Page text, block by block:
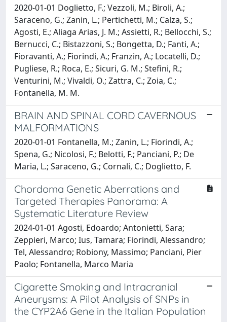
2020-01-01 Doglietto, F.; Vezzoli, M.; Biroli, A.;
Saraceno, G.; Zanin, L.; Pertichetti, M.; Calza, S.;
Agosti, E.; Aliaga Arias, J. M.; Assietti, R.; Bellocchi, S.;
Bernucci, C.; Bistazzoni, S.; Bongetta, D.; Fanti, A.;
Fioravanti, A.; Fiorindi, A.; Franzin, A.; Locatelli, D.;
Pugliese, R.; Roca, E.; Sicuri, G. M.; Stefini, R.;
Venturini, M.; Vivaldi, O.; Zattra, C.; Zoia, C.;
Fontanella, M. M.
BRAIN AND SPINAL CORD CAVERNOUS
MALFORMATIONS
2020-01-01 Fontanella, M.; Zanin, L.; Fiorindi, A.;
Spena, G.; Nicolosi, F.; Belotti, F.; Panciani, P.; De
Maria, L.; Saraceno, G.; Cornali, C.; Doglietto, F.
Chordoma Genetic Aberrations and
Targeted Therapies Panorama: A
Systematic Literature Review
2024-01-01 Agosti, Edoardo; Antonietti, Sara;
Zeppieri, Marco; Ius, Tamara; Fiorindi, Alessandro;
Tel, Alessandro; Robiony, Massimo; Panciani, Pier
Paolo; Fontanella, Marco Maria
Cigarette Smoking and Intracranial
Aneurysms: A Pilot Analysis of SNPs in
the CYP2A6 Gene in the Italian Population